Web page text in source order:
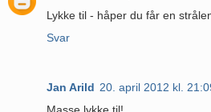
Lykke til - håper du får en
Svar
Jan Arild 20. april 2012 kl.
Masse lykke til!